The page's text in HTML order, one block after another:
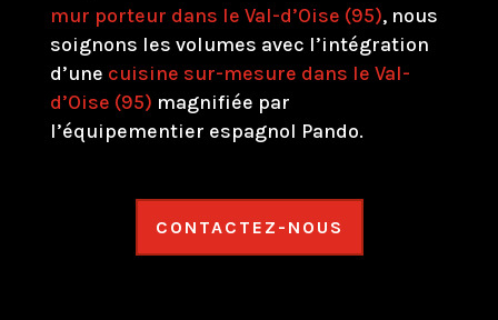
mur porteur dans le Val-d’Oise (95), nous
soignons les volumes avec l’intégration
d’une cuisine sur-mesure dans le Val-
d’Oise (95) magnifiée par
l’équipementier espagnol Pando.
CONTACTEZ-NOUS